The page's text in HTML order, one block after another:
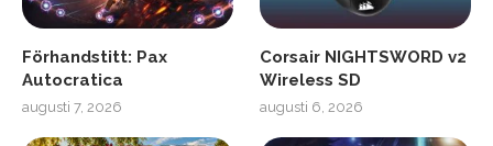
Förhandstitt: Pax
Autocratica
augusti 7, 2026
Corsair NIGHTSWORD v2
Wireless SD
augusti 6, 2026